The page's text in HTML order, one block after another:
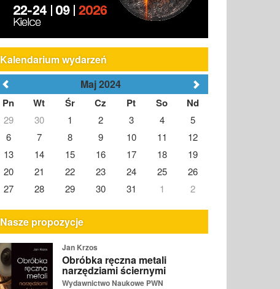
Kalendarium wydarzeń
Maj 2024
Pn Wt Śr Cz Pt So Nd
29 30 1 2 3 4
5
6
7 8 9 10 11
12
13
14 15 16 17 18
19
20
21 22 23 24 25
26
27
28 29 30 31 1 2
Nasze propozycje
Jan Krzos
Obróbka ręczna metali
narzędziami ściernymi
Wydawnictwo Naukowe PWN